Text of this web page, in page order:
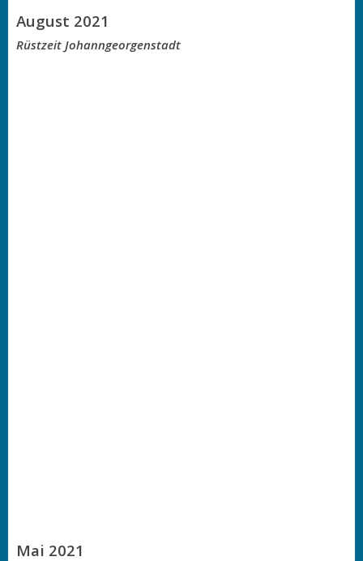
August 2021
Rüstzeit Johanngeorgenstadt
Mai 2021